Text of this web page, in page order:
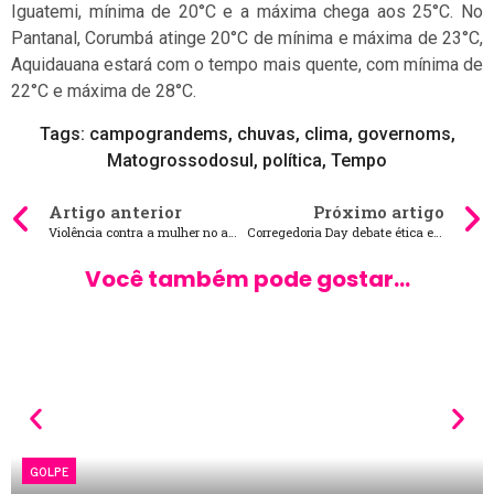
Iguatemi, mínima de 20°C e a máxima chega aos 25°C. No
Pantanal, Corumbá atinge 20°C de mínima e máxima de 23°C,
Aquidauana estará com o tempo mais quente, com mínima de
22°C e máxima de 28°C.
Tags: campograndems, chuvas, clima, governoms,
Matogrossodosul, política, Tempo
Artigo anterior
Violência contra a mulher no ambiente de trabalho é debate na Alems
Próximo artigo
Corregedoria Day debate ética e assédio no âmbito dos Tribunais de Contas
Você também pode gostar...
GOLPE